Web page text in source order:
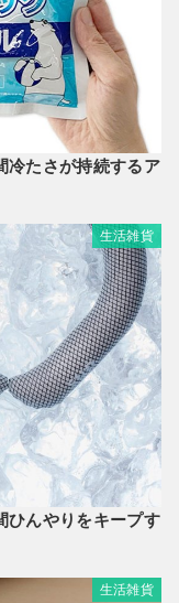
冷たさが持続するア
生活雑貨
ひんやりをキープす
生活雑貨